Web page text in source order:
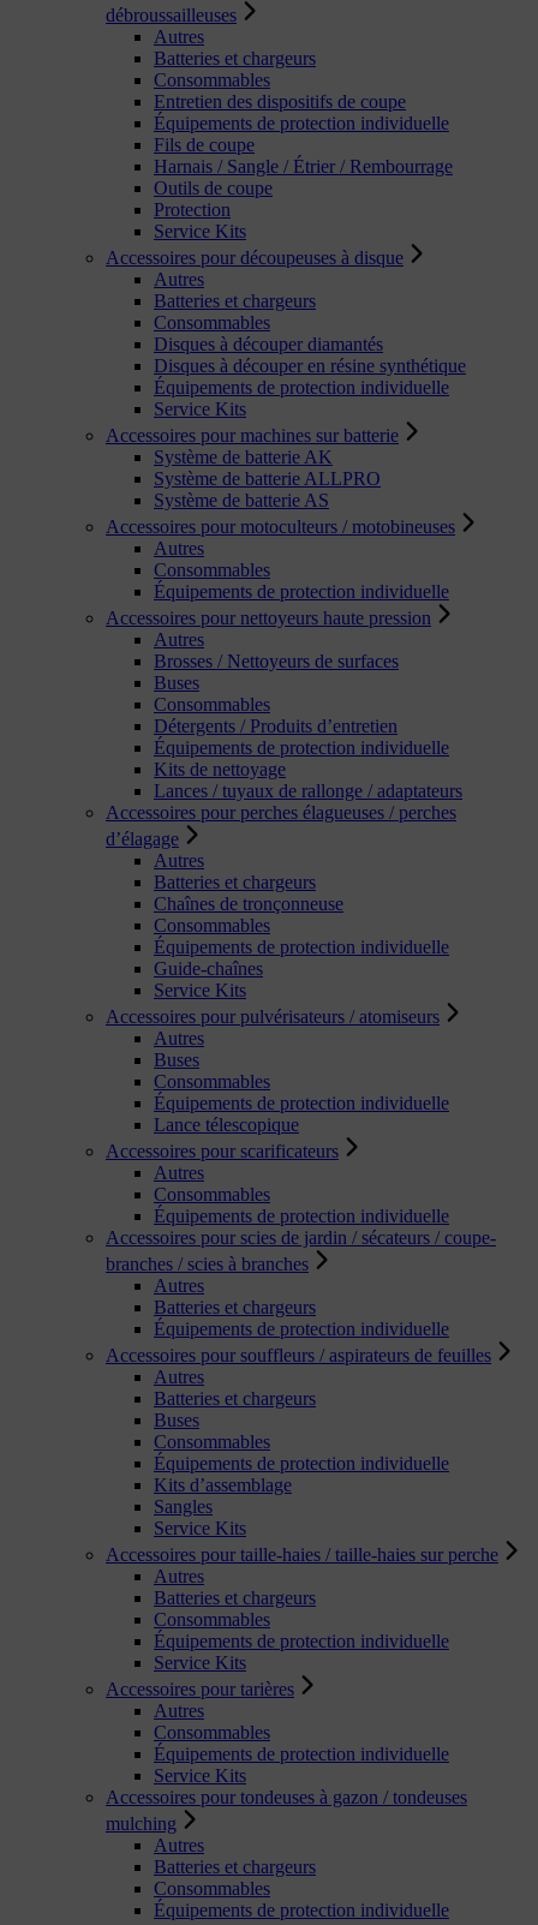
débroussailleuses
Autres
Batteries et chargeurs
Consommables
Entretien des dispositifs de coupe
Équipements de protection individuelle
Fils de coupe
Harnais / Sangle / Étrier / Rembourrage
Outils de coupe
Protection
Service Kits
Accessoires pour découpeuses à disque
Autres
Batteries et chargeurs
Consommables
Disques à découper diamantés
Disques à découper en résine synthétique
Équipements de protection individuelle
Service Kits
Accessoires pour machines sur batterie
Système de batterie AK
Système de batterie ALLPRO
Système de batterie AS
Accessoires pour motoculteurs / motobineuses
Autres
Consommables
Équipements de protection individuelle
Accessoires pour nettoyeurs haute pression
Autres
Brosses / Nettoyeurs de surfaces
Buses
Consommables
Détergents / Produits d’entretien
Équipements de protection individuelle
Kits de nettoyage
Lances / tuyaux de rallonge / adaptateurs
Accessoires pour perches élagueuses / perches
d’élagage
Autres
Batteries et chargeurs
Chaînes de tronçonneuse
Consommables
Équipements de protection individuelle
Guide-chaînes
Service Kits
Accessoires pour pulvérisateurs / atomiseurs
Autres
Buses
Consommables
Équipements de protection individuelle
Lance télescopique
Accessoires pour scarificateurs
Autres
Consommables
Équipements de protection individuelle
Accessoires pour scies de jardin / sécateurs / coupe-
branches / scies à branches
Autres
Batteries et chargeurs
Équipements de protection individuelle
Accessoires pour souffleurs / aspirateurs de feuilles
Autres
Batteries et chargeurs
Buses
Consommables
Équipements de protection individuelle
Kits d’assemblage
Sangles
Service Kits
Accessoires pour taille-haies / taille-haies sur perche
Autres
Batteries et chargeurs
Consommables
Équipements de protection individuelle
Service Kits
Accessoires pour tarières
Autres
Consommables
Équipements de protection individuelle
Service Kits
Accessoires pour tondeuses à gazon / tondeuses
mulching
Autres
Batteries et chargeurs
Consommables
Équipements de protection individuelle